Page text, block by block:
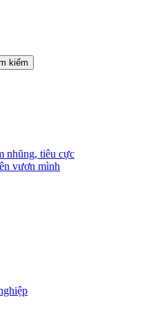
kiếm
nhũng, tiêu cực
vươn mình